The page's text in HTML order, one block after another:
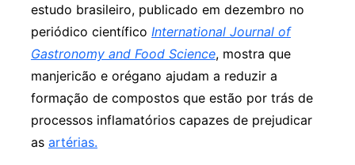
estudo brasileiro, publicado em dezembro no
periódico científico International Journal of
Gastronomy and Food Science, mostra que
manjericão e orégano ajudam a reduzir a
formação de compostos que estão por trás de
processos inflamatórios capazes de prejudicar
as artérias.